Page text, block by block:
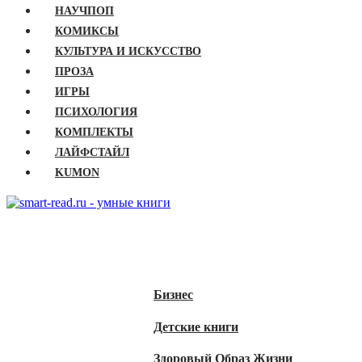
НАУЧПОП
КОМИКСЫ
КУЛЬТУРА И ИСКУССТВО
ПРОЗА
ИГРЫ
ПСИХОЛОГИЯ
КОМПЛЕКТЫ
ЛАЙФСТАЙЛ
KUMON
Бизнес
Детские книги
Здоровый Образ Жизни